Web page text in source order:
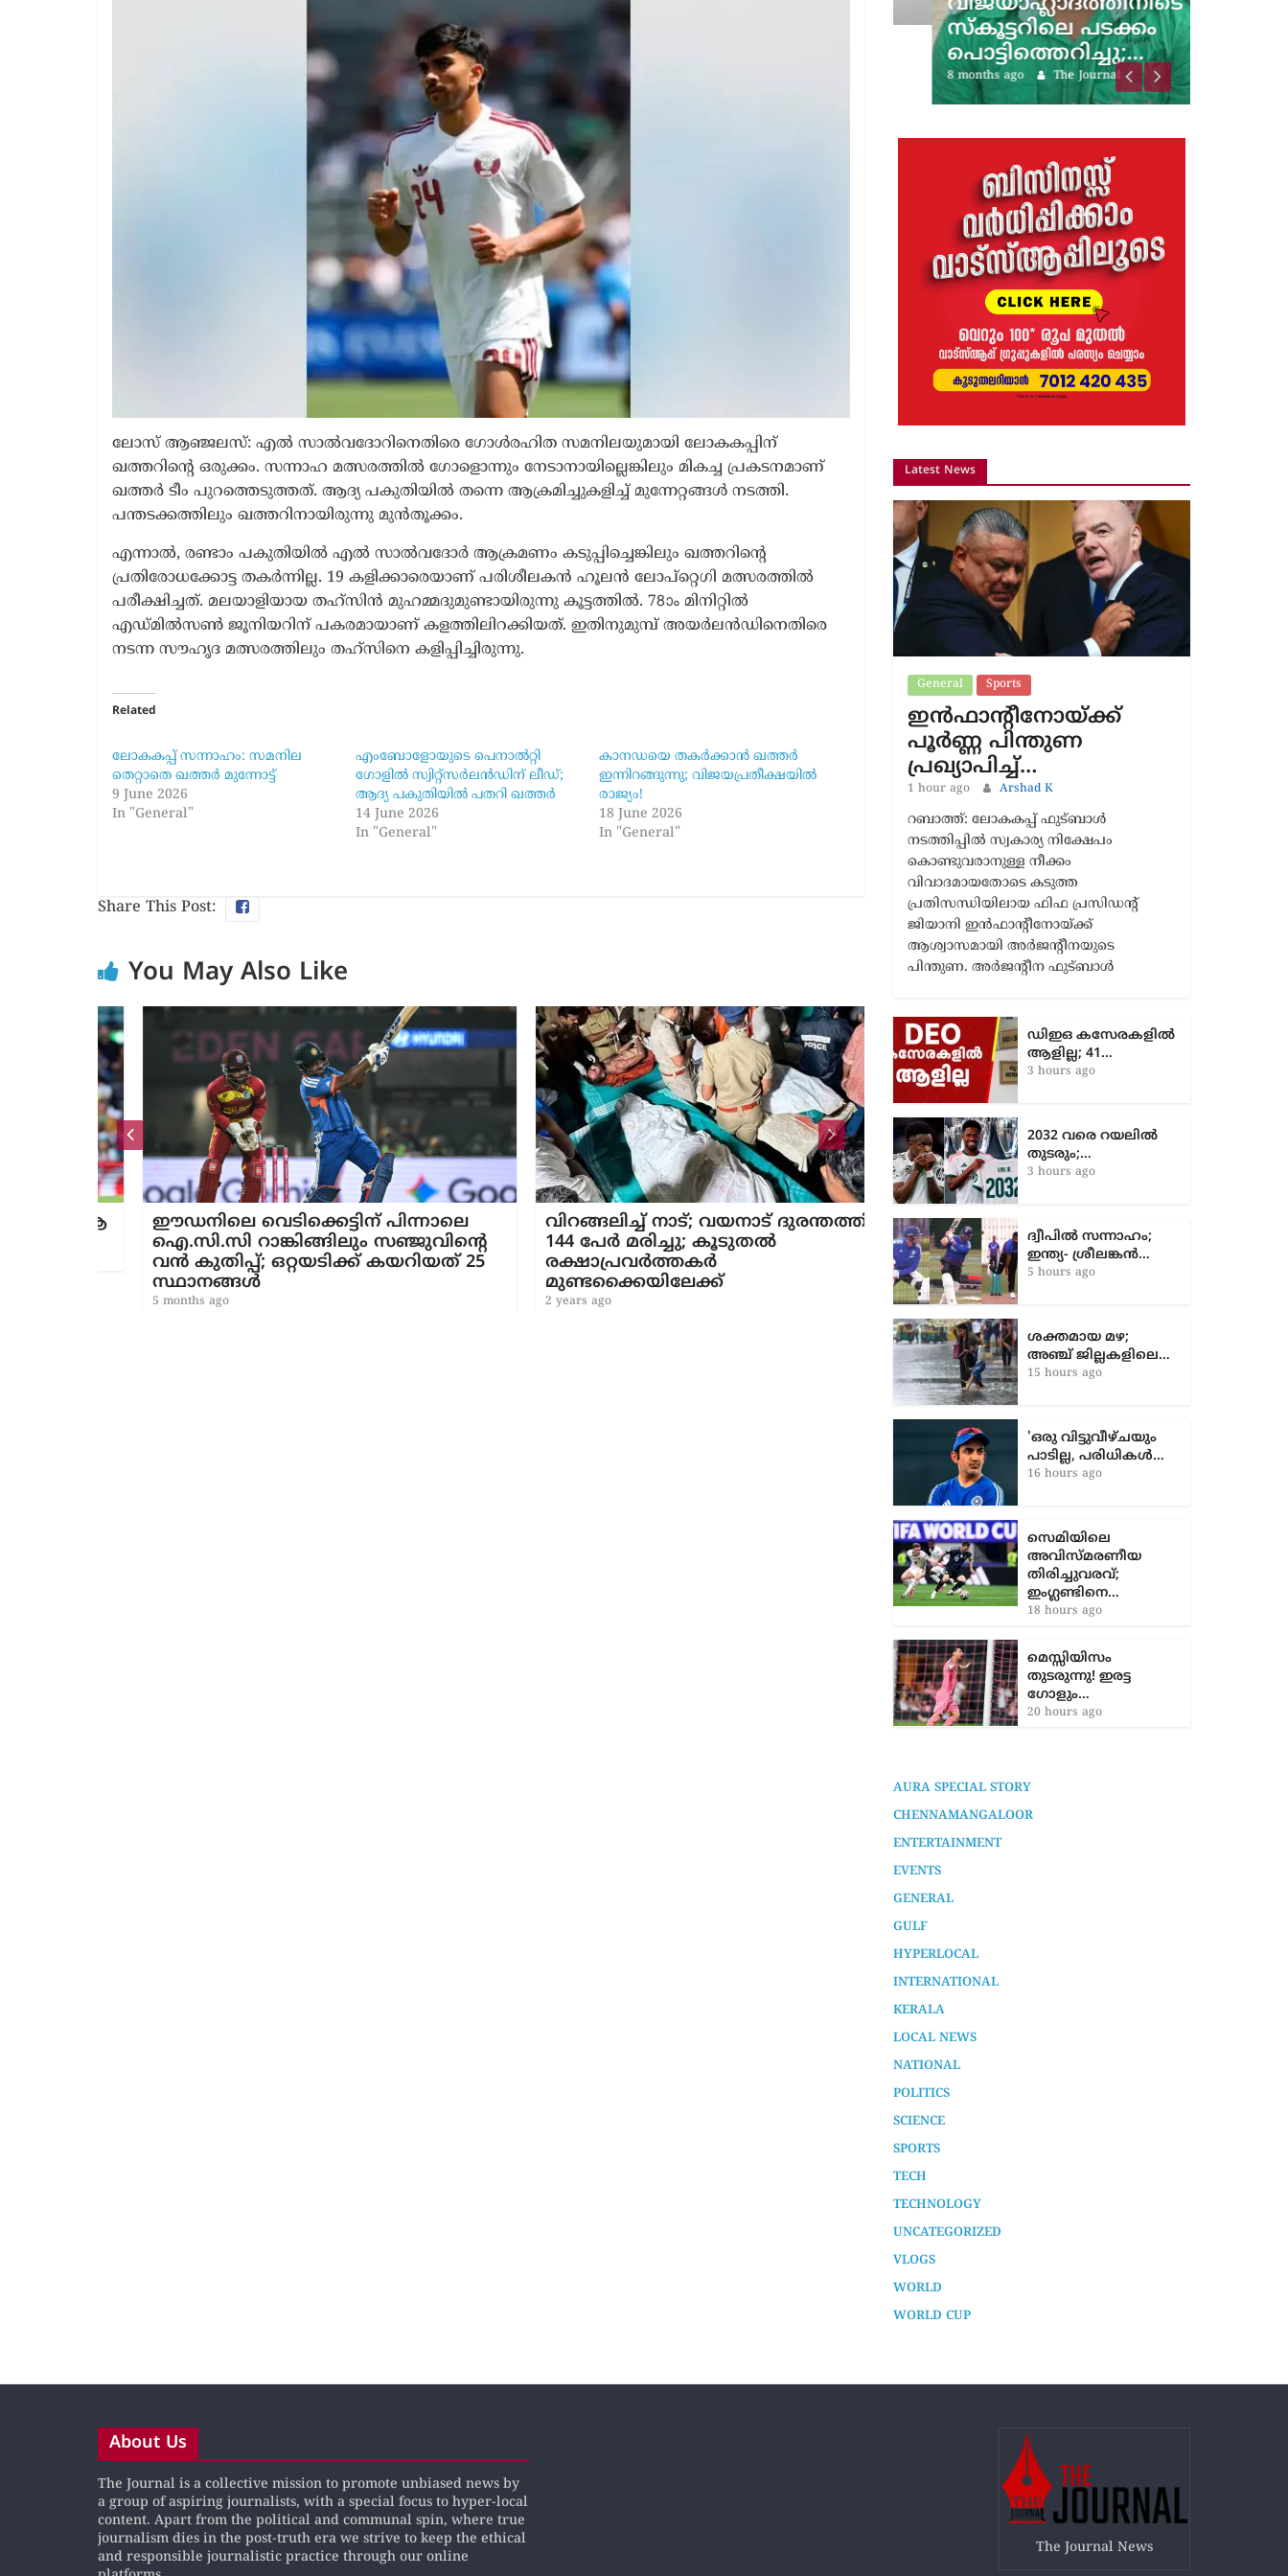
ലോസ് ആഞ്ജലസ്: എൽ സാൽവദോറിനെതിരെ ഗോൾരഹിത സമനിലയുമായി ലോകകപ്പിന്
ഖത്തറിന്റെ ഒരുക്കം. സന്നാഹ മത്സരത്തിൽ ഗോളൊന്നും നേടാനായില്ലെങ്കിലും മികച്ച പ്രകടനമാണ്
ഖത്തർ ടീം പുറത്തെടുത്തത്. ആദ്യ പകുതിയിൽ തന്നെ ആക്രമിച്ചുകളിച്ച് മുന്നേറ്റങ്ങൾ നടത്തി.
പന്തടക്കത്തിലും ഖത്തറിനായിരുന്നു മുൻതൂക്കം.
എന്നാൽ, രണ്ടാം പകുതിയിൽ എൽ സാൽവദോർ ആക്രമണം കടുപ്പിച്ചെങ്കിലും ഖത്തറിന്റെ
പ്രതിരോധക്കോട്ട തകർന്നില്ല. 19 കളിക്കാരെയാണ് പരിശീലകൻ ഹൂലൻ ലോപ്റ്റെഗി മത്സരത്തിൽ
പരീക്ഷിച്ചത്. മലയാളിയായ തഹ്സിൻ മുഹമ്മദുമുണ്ടായിരുന്നു കൂട്ടത്തിൽ. 78ാം മിനിറ്റിൽ
എഡ്മിൽസൺ ജൂനിയറിന് പകരമായാണ് കളത്തിലിറക്കിയത്. ഇതിനുമുമ്പ് അയർലൻഡിനെതിരെ
നടന്ന സൗഹൃദ മത്സരത്തിലും തഹ്സിനെ കളിപ്പിച്ചിരുന്നു.
Related
ലോകകപ്പ് സന്നാഹം: സമനില
തെറ്റാതെ ഖത്തർ മുന്നോട്ട്
9 June 2026
In "General"
എംബോളോയുടെ പെനാൽറ്റി
ഗോളിൽ സ്വിറ്റ്സർലൻഡിന് ലീഡ്;
ആദ്യ പകുതിയിൽ പതറി ഖത്തർ
14 June 2026
In "General"
കാനഡയെ തകർക്കാൻ ഖത്തർ
ഇന്നിറങ്ങുന്നു; വിജയപ്രതീക്ഷയിൽ
രാജ്യം!
18 June 2026
In "General"
Share This Post:
You May Also Like
ഈഡനിലെ വെടിക്കെട്ടിന് പിന്നാലെ
ഐ.സി.സി റാങ്കിങ്ങിലും സഞ്ജുവിന്റെ
വൻ കുതിപ്പ്; ഒറ്റയടിക്ക് കയറിയത് 25
സ്ഥാനങ്ങൾ
5 months ago
വിറങ്ങലിച്ച് നാട്; വയനാട് ദുരന്തത്തിൽ
144 പേർ മരിച്ചു; കൂടുതൽ
രക്ഷാപ്രവർത്തകർ
മുണ്ടക്കൈയിലേക്ക്
2 years ago
ഒന്നാം വ​നി​ത ട്വ​ന്റി20യിൽ മഴക്കളി: ആ​
സ്ട്രേ​ലി​യക്കെതിരെ ഇ​ന്ത്യക്ക് ജയം
6 months ago
The Journal
സ്കൂട്ടറിലെ പടക്കം
പൊട്ടിത്തെറിച്ചു;…
8 months ago The Journal
Latest News
General Sports
ഇൻഫാന്റീനോയ്ക്ക്
പൂർണ്ണ പിന്തുണ
പ്രഖ്യാപിച്ച്…
1 hour ago Arshad K
റബാത്ത്: ലോകകപ്പ് ഫുട്ബാൾ
നടത്തിപ്പിൽ സ്വകാര്യ നിക്ഷേപം
കൊണ്ടുവരാനുള്ള നീക്കം
വിവാദമായതോടെ കടുത്ത
പ്രതിസന്ധിയിലായ ഫിഫ പ്രസിഡന്റ്
ജിയാനി ഇൻഫാന്റീനോയ്ക്ക്
ആശ്വാസമായി അർജന്റീനയുടെ
പിന്തുണ. അർജന്റീന ഫുട്ബാൾ
ഡിഇഒ കസേരകളില്‍
ആളില്ല; 41…
3 hours ago
2032 വരെ റയലിൽ
തുടരും;…
3 hours ago
ദ്വീപിൽ സന്നാഹം;
ഇന്ത്യ- ശ്രീലങ്കൻ…
5 hours ago
ശക്തമായ മഴ;
അഞ്ച് ജില്ലകളിലെ…
15 hours ago
'ഒരു വിട്ടുവീഴ്ചയും
പാടില്ല, പരിധികൾ…
16 hours ago
സെമിയിലെ
അവിസ്മരണീയ
തിരിച്ചുവരവ്;
ഇംഗ്ലണ്ടിനെ…
18 hours ago
മെസ്സിയിസം
തുടരുന്നു! ഇരട്ട
ഗോളും…
20 hours ago
AURA SPECIAL STORY
CHENNAMANGALOOR
ENTERTAINMENT
EVENTS
GENERAL
GULF
HYPERLOCAL
INTERNATIONAL
KERALA
LOCAL NEWS
NATIONAL
POLITICS
SCIENCE
SPORTS
TECH
TECHNOLOGY
UNCATEGORIZED
VLOGS
WORLD
WORLD CUP
About Us
The Journal is a collective mission to promote unbiased news by
a group of aspiring journalists, with a special focus to hyper-local
content. Apart from the political and communal spin, where true
journalism dies in the post-truth era we strive to keep the ethical
and responsible journalistic practice through our online
The Journal News